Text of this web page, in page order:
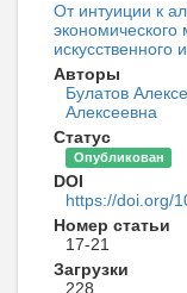
От интуиции к
искусственного
Авторы
Булатов
Алексеевна
Статус
Опубликован
DOI
https://doi.org/
Номер статьи
17-21
Загрузки
228